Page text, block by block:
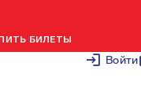
Войти
БИЛЕТЫ
СОПЕРНИК